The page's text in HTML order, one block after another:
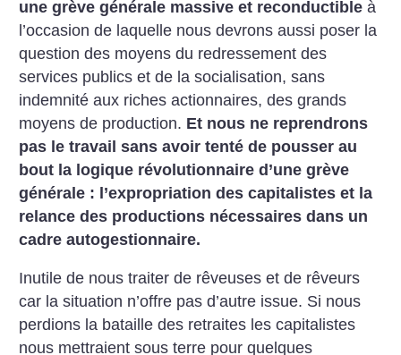
une grève générale massive et reconductible à
l’occasion de laquelle nous devrons aussi poser la
question des moyens du redressement des
services publics et de la socialisation, sans
indemnité aux riches actionnaires, des grands
moyens de production. Et nous ne reprendrons
pas le travail sans avoir tenté de pousser au
bout la logique révolutionnaire d’une grève
générale : l’expropriation des capitalistes et la
relance des productions nécessaires dans un
cadre autogestionnaire.
Inutile de nous traiter de rêveuses et de rêveurs
car la situation n’offre pas d’autre issue. Si nous
perdions la bataille des retraites les capitalistes
nous mettraient sous terre pour quelques